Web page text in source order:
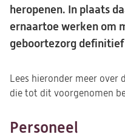
heropenen. In plaats
ernaartoe werken om
geboortezorg
Lees hieronder meer over
die tot dit voorgenomen
Personeel